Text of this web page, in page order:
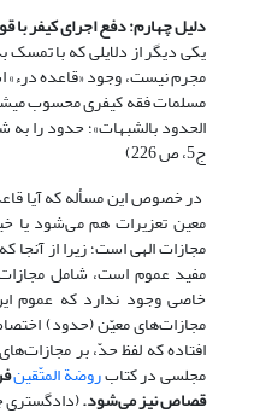
دلیل چهارم:دفع اجرای کیفر با
یکى دیگر از دلایلى که با تمسک
مجرم نیست، وجود «قاعده درء»
مسلمات فقه کیفرى محسوب
ج‏5، ص‏ 226)
در خصوص این مسأله که آیا
معین تعزیرات هم می‌شود یا
مجازات الهی است؛ زیرا از آنجا
مفید عموم است، شامل
خاصی وجود ندارد که عموم
مجازات‌های معیّن (حدود)
افتاده که لفظ حدّ، بر
مجلسی در کتابروضة المتّقین
قصاص نیز می‌شود.(دادگستری